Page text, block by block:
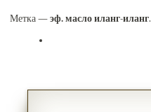
Метка —эф. масло иланг-иланг.